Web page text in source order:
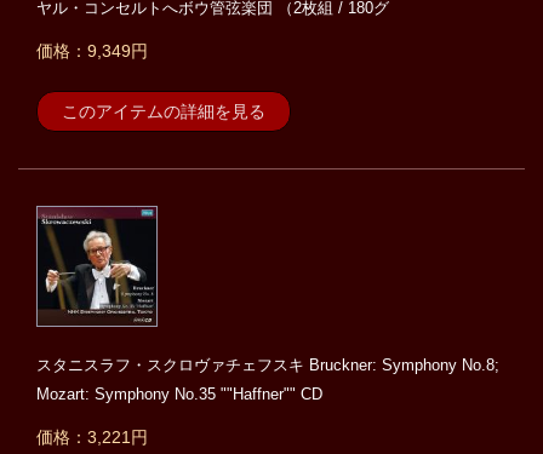
ヤル・コンセルトへボウ管弦楽団 （2枚組 / 180グ
価格：9,349円
このアイテムの詳細を見る
スタニスラフ・スクロヴァチェフスキ Bruckner: Symphony No.8;
Mozart: Symphony No.35 ""Haffner"" CD
価格：3,221円